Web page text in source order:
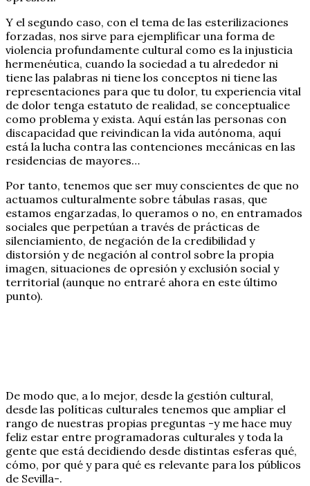
Y el segundo caso, con el tema de las esterilizaciones
forzadas, nos sirve para ejemplificar una forma de
violencia profundamente cultural como es la injusticia
hermenéutica, cuando la sociedad a tu alrededor ni
tiene las palabras ni tiene los conceptos ni tiene las
representaciones para que tu dolor, tu experiencia vital
de dolor tenga estatuto de realidad, se conceptualice
como problema y exista. Aquí están las personas con
discapacidad que reivindican la vida autónoma, aquí
está la lucha contra las contenciones mecánicas en las
residencias de mayores…
Por tanto, tenemos que ser muy conscientes de que no
actuamos culturalmente sobre tábulas rasas, que
estamos engarzadas, lo queramos o no, en entramados
sociales que perpetúan a través de prácticas de
silenciamiento, de negación de la credibilidad y
distorsión y de negación al control sobre la propia
imagen, situaciones de opresión y exclusión social y
territorial (aunque no entraré ahora en este último
punto).
De modo que, a lo mejor, desde la gestión cultural,
desde las políticas culturales tenemos que ampliar el
rango de nuestras propias preguntas -y me hace muy
feliz estar entre programadoras culturales y toda la
gente que está decidiendo desde distintas esferas qué,
cómo, por qué y para qué es relevante para los públicos
de Sevilla-.